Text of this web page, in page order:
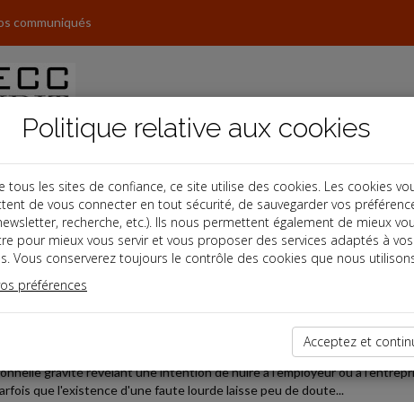
communiqués
06-03
DU SITE WEB PAR LE DIRECTEUR E-COMMERCE
un salarié pour faute lourde, l'employeur doit être en mesure de
gravité révélant une intention de nuire à l'employeur ou à
que l'existence d'une faute lourde laisse peu de doute...
Politique relative aux cookies
tous les sites de confiance, ce site utilise des cookies. Les cookies
de vous connecter en tout sécurité, de sauvegarder vos
recherche, etc.). Ils nous permettent également de mieux
pour mieux vous servir et vous proposer des services adaptés à vos
Vous conserverez toujours le contrôle des cookies que nous
préférences
Acceptez et